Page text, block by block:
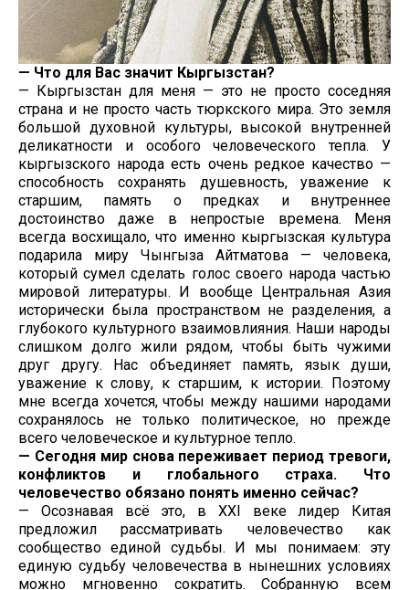
— Что для Вас значит Кыргызстан?
— Кыргызстан для меня — это не просто соседняя
страна и не просто часть тюркского мира. Это земля
большой духовной культуры, высокой внутренней
деликатности и особого человеческого тепла. У
кыргызского народа есть очень редкое качество —
способность сохранять душевность, уважение к
старшим, память о предках и внутреннее
достоинство даже в непростые времена. Меня
всегда восхищало, что именно кыргызская культура
подарила миру Чынгыза Айтматова — человека,
который сумел сделать голос своего народа частью
мировой литературы. И вообще Центральная Азия
исторически была пространством не разделения, а
глубокого культурного взаимовлияния. Наши народы
слишком долго жили рядом, чтобы быть чужими
друг другу. Нас объединяет память, язык души,
уважение к слову, к старшим, к истории. Поэтому
мне всегда хочется, чтобы между нашими народами
сохранялось не только политическое, но прежде
всего человеческое и культурное тепло.
— Сегодня мир снова переживает период тревоги,
конфликтов и глобального страха. Что
человечество обязано понять именно сейчас?
— Осознавая всё это, в XXI веке лидер Китая
предложил рассматривать человечество как
сообщество единой судьбы. И мы понимаем: эту
единую судьбу человечества в нынешних условиях
можно мгновенно сократить. Собранную всем